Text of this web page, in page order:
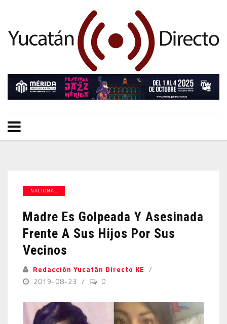
NACIONAL
Madre Es Golpeada Y Asesinada
Frente A Sus Hijos Por Sus
Vecinos
Redacción Yucatán Directo KE
2019-08-23
0